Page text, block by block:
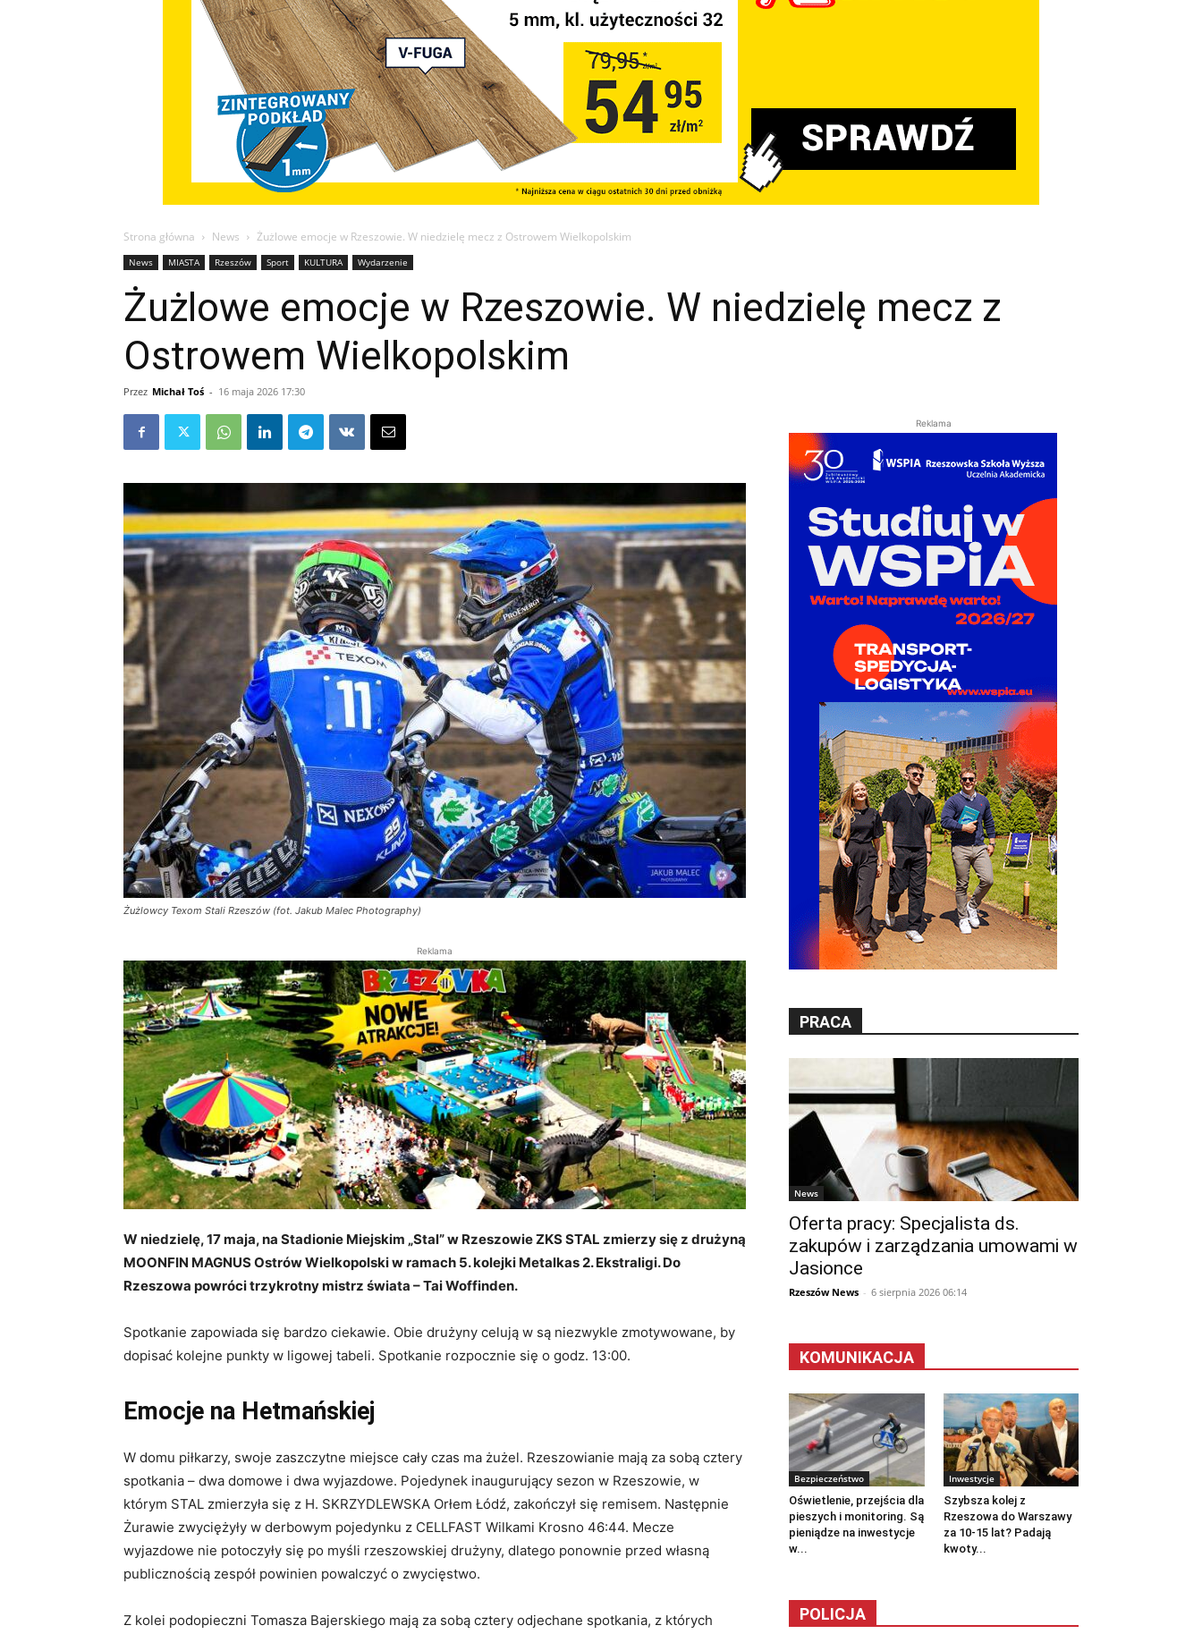
Strona główna News Żużlowe emocje w Rzeszowie. W niedzielę mecz z Ostrowem Wielkopolskim
News MIASTA Rzeszów Sport KULTURA Wydarzenie
Żużlowe emocje w Rzeszowie. W niedzielę mecz z
Ostrowem Wielkopolskim
Przez Michał Toś - 16 maja 2026 17:30
Żużlowcy Texom Stali Rzeszów (fot. Jakub Malec Photography)
Reklama
W niedzielę, 17 maja, na Stadionie Miejskim „Stal” w Rzeszowie ZKS STAL zmierzy się z drużyną
MOONFIN MAGNUS Ostrów Wielkopolski w ramach 5. kolejki Metalkas 2. Ekstraligi. Do
Rzeszowa powróci trzykrotny mistrz świata – Tai Woffinden.
Spotkanie zapowiada się bardzo ciekawie. Obie drużyny celują w są niezwykle zmotywowane, by
dopisać kolejne punkty w ligowej tabeli. Spotkanie rozpocznie się o godz. 13:00.
Emocje na Hetmańskiej
W domu piłkarzy, swoje zaszczytne miejsce cały czas ma żużel. Rzeszowianie mają za sobą cztery
spotkania – dwa domowe i dwa wyjazdowe. Pojedynek inaugurujący sezon w Rzeszowie, w
którym STAL zmierzyła się z H. SKRZYDLEWSKA Orłem Łódź, zakończył się remisem. Następnie
Żurawie zwyciężyły w derbowym pojedynku z CELLFAST Wilkami Krosno 46:44. Mecze
wyjazdowe nie potoczyły się po myśli rzeszowskiej drużyny, dlatego ponownie przed własną
publicznością zespół powinien powalczyć o zwycięstwo.
Z kolei podopieczni Tomasza Bajerskiego mają za sobą cztery odjechane spotkania, z których
Reklama
PRACA
News
Oferta pracy: Specjalista ds.
zakupów i zarządzania umowami w
Jasionce
Rzeszów News - 6 sierpnia 2026 06:14
KOMUNIKACJA
Bezpieczeństwo
Oświetlenie, przejścia dla
pieszych i monitoring. Są
pieniądze na inwestycje
w...
Inwestycje
Szybsza kolej z
Rzeszowa do Warszawy
za 10-15 lat? Padają
kwoty...
POLICJA